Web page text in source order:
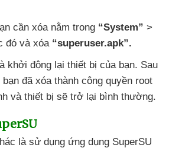
cần xóa nằm trong “System” >
đó và xóa “superuser.apk”.
khởi động lại thiết bị của bạn. Sau
bạn đã xóa thành công quyền root
và thiết bị sẽ trở lại bình thường.
là sử dụng ứng dụng SuperSU